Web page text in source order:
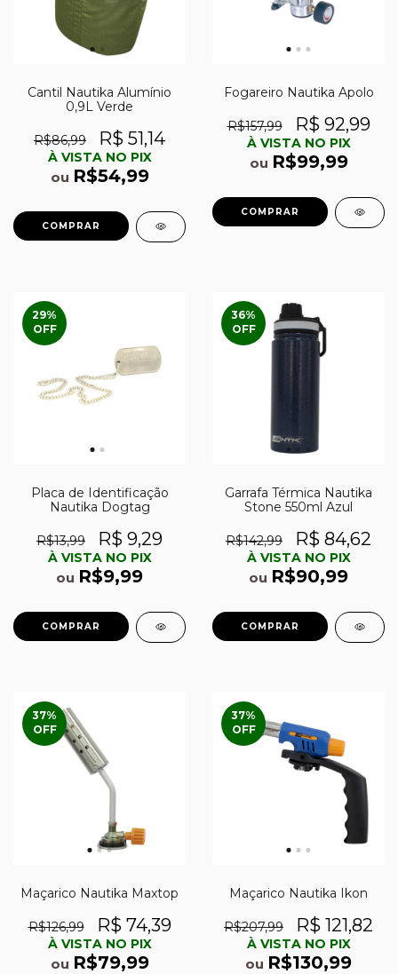
Cantil Nautika Alumínio
0,9L Verde
R$86,99 R$ 51,14
À VISTA NO PIX
ou R$54,99
Fogareiro Nautika Apolo
R$157,99 R$ 92,99
À VISTA NO PIX
ou R$99,99
29%
OFF
Placa de Identificação
Nautika Dogtag
R$13,99 R$ 9,29
À VISTA NO PIX
ou R$9,99
36%
OFF
Garrafa Térmica Nautika
Stone 550ml Azul
R$142,99 R$ 84,62
À VISTA NO PIX
ou R$90,99
37%
OFF
Maçarico Nautika Maxtop
R$126,99 R$ 74,39
À VISTA NO PIX
ou R$79,99
37%
OFF
Maçarico Nautika Ikon
R$207,99 R$ 121,82
À VISTA NO PIX
ou R$130,99